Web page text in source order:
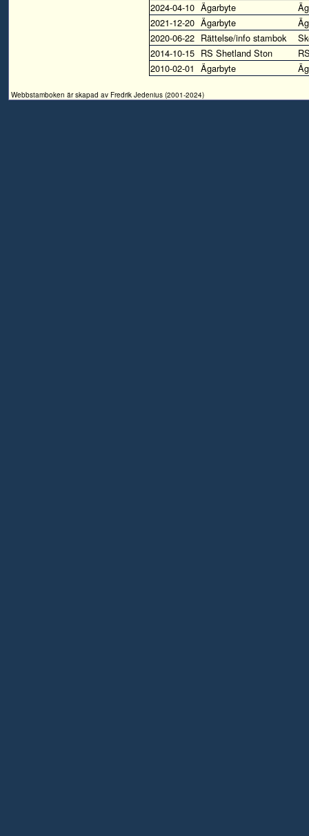
2024-04-10 Ägarbyte
2021-12-20 Ägarbyte
2020-06-22 Rättelse/info stambok
2014-10-15 RS Shetland Ston
2010-02-01 Ägarbyte
Webbstamboken är skapad av Fredrik Jedenius (2001-2024)